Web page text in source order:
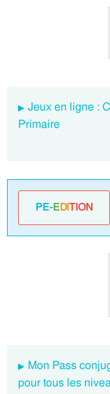
Jeux en ligne :
Primaire
PE-EDITION
Mon Pass
pour tous les